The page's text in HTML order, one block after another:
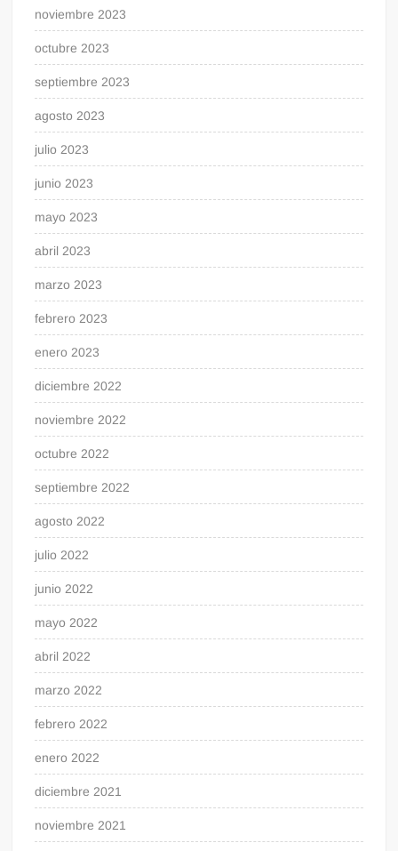
noviembre 2023
octubre 2023
septiembre 2023
agosto 2023
julio 2023
junio 2023
mayo 2023
abril 2023
marzo 2023
febrero 2023
enero 2023
diciembre 2022
noviembre 2022
octubre 2022
septiembre 2022
agosto 2022
julio 2022
junio 2022
mayo 2022
abril 2022
marzo 2022
febrero 2022
enero 2022
diciembre 2021
noviembre 2021